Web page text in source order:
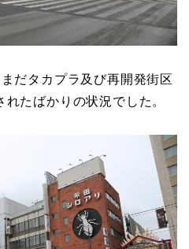
だタカプラ及び再開発街区
たばかりの状況でした。